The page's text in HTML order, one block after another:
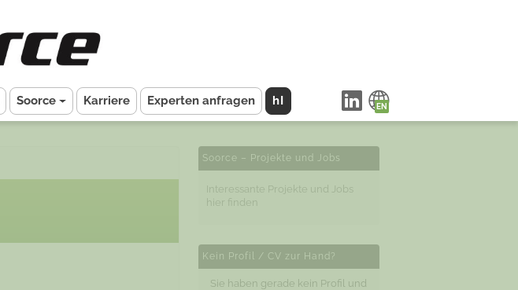
Soorce Karriere Experten anfragen hI
Soorce – Projekte und Jobs
Interessante Projekte und Jobs
hier finden
Kein Profil / CV zur Hand?
Sie haben gerade kein Profil und